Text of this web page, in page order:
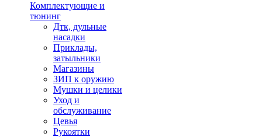
Комплектующие и
тюнинг
Дтк, дульные
насадки
Приклады,
затыльники
Магазины
ЗИП к оружию
Мушки и целики
Уход и
обслуживание
Цевья
Рукоятки